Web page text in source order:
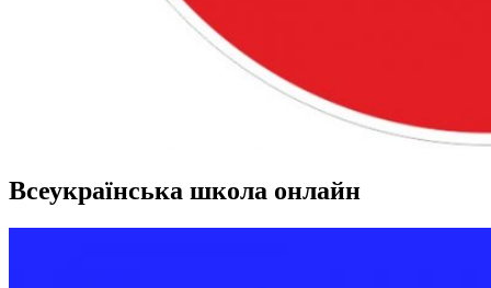
Всеукраїнська школа онлайн